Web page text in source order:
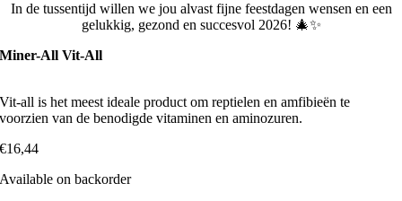
In de tussentijd willen we jou alvast fijne feestdagen wensen en een
gelukkig, gezond en succesvol 2026! 🎄✨
Miner-All Vit-All
Vit-all is het meest ideale product om reptielen en amfibieën te
voorzien van de benodigde vitaminen en aminozuren.
€16,44
Available on backorder